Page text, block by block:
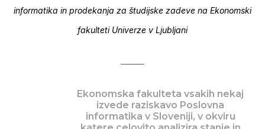
informatika in prodekanja za študijske zadeve na Ekonomski
fakulteti Univerze v Ljubljani
Ekonomska fakulteta vsakih nekaj
izvede raziskavo Poslovna
informatika v Sloveniji, v okviru